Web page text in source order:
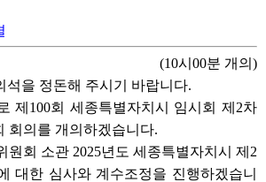
(10시00분 개의)
석을 정돈해 주시기 바랍니다.
제100회 세종특별자치시 임시회 제2차
회의를 개의하겠습니다.
원회 소관 2025년도 세종특별자치시 제2
대한 심사와 계수조정을 진행하겠습니